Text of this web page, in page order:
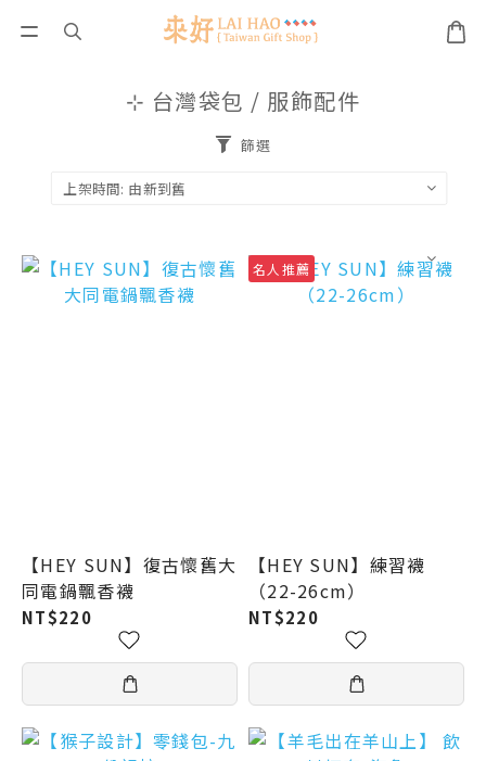
⊹ 台灣袋包 / 服飾配件
篩選
【HEY SUN】復古懷舊大
同電鍋飄香襪
NT$220
名人推薦
【HEY SUN】練習襪
（22-26cm）
NT$220